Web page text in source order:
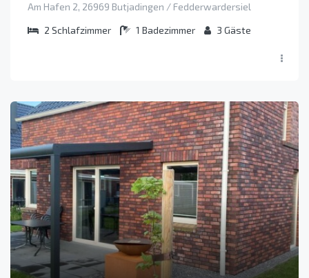
Am Hafen 2, 26969 Butjadingen / Fedderwardersiel
2 Schlafzimmer 1 Badezimmer 3 Gäste